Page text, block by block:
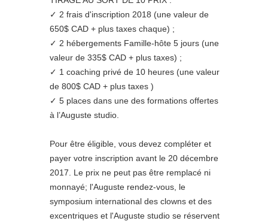
✓ 2 frais d'inscription 2018 (une valeur de
650$ CAD + plus taxes chaque) ;
✓ 2 hébergements Famille-hôte 5 jours (une
valeur de 335$ CAD + plus taxes) ;
✓ 1 coaching privé de 10 heures (une valeur
de 800$ CAD + plus taxes )
✓ 5 places dans une des formations offertes
à l’Auguste studio.
Pour être éligible, vous devez compléter et
payer votre inscription avant le 20 décembre
2017. Le prix ne peut pas être remplacé ni
monnayé; l'Auguste rendez-vous, le
symposium international des clowns et des
excentriques et l'Auguste studio se réservent